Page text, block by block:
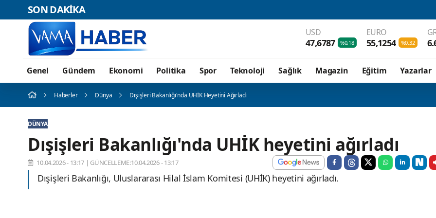
SON DAKİKA
USD
47,6787 %0,18
EURO
55,1254 %0,32
Genel Gündem Ekonomi Politika Spor Teknoloji Sağlık Magazin Eğitim Yazarlar
Haberler Dünya Dışişleri Bakanlığı'nda UHİK Heyetini Ağırladı
DÜNYA
Dışişleri Bakanlığı'nda UHİK heyetini ağırladı
10.04.2026 - 13:17 | GÜNCELLEME:10.04.2026 - 13:17
Dışişleri Bakanlığı, Uluslararası Hilal İslam Komitesi (UHİK) heyetini ağırladı.